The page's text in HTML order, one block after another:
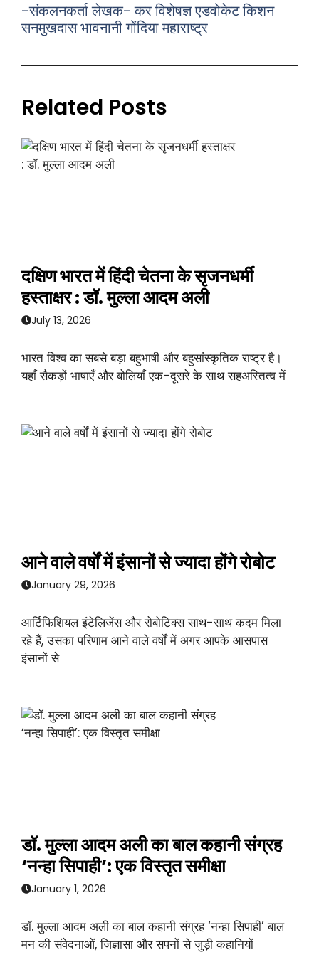
-संकलनकर्ता लेखक- कर विशेषज्ञ एडवोकेट किशन
सनमुखदास भावनानी गोंदिया महाराष्ट्र
Related Posts
दक्षिण भारत में हिंदी चेतना के सृजनधर्मी
हस्ताक्षर : डॉ. मुल्ला आदम अली
July 13, 2026
भारत विश्व का सबसे बड़ा बहुभाषी और बहुसांस्कृतिक राष्ट्र है।
यहाँ सैकड़ों भाषाएँ और बोलियाँ एक-दूसरे के साथ सहअस्तित्व में
आने वाले वर्षों में इंसानों से ज्यादा होंगे रोबोट
January 29, 2026
आर्टिफिशियल इंटेलिजेंस और रोबोटिक्स साथ-साथ कदम मिला
रहे हैं, उसका परिणाम आने वाले वर्षों में अगर आपके आसपास
इंसानों से
डॉ. मुल्ला आदम अली का बाल कहानी संग्रह
‘नन्हा सिपाही’: एक विस्तृत समीक्षा
January 1, 2026
डॉ. मुल्ला आदम अली का बाल कहानी संग्रह ‘नन्हा सिपाही’ बाल
मन की संवेदनाओं, जिज्ञासा और सपनों से जुड़ी कहानियों